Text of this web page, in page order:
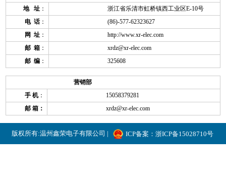
地 址 ：
浙江省乐清市虹桥镇西工业区E-10号
电 话：
(86)-577-62323627
网 址 ：
http://www.xr-elec.com
邮 箱 ：
xrdz@xr-elec.com
邮 编 ： 325608
营销部
手 机：
15058379281
邮 箱：
xrdz@xr-elec.com
版权所有:温州鑫荣电子有限公司 | ICP备案：浙ICP备15028710号